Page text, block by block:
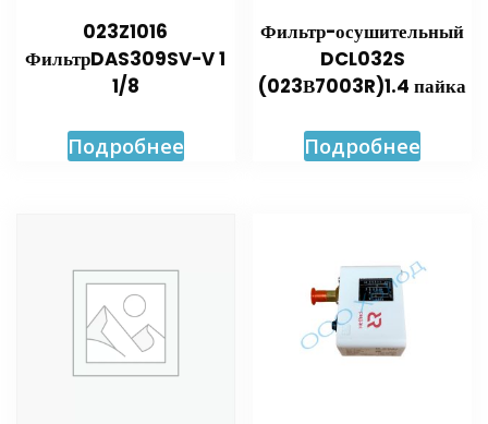
023Z1016
ФильтрDAS309SV-V 1
1/8
Подробнее
Фильтр-осушительный
DCL032S
(023В7003R)1.4 пайка
Подробнее